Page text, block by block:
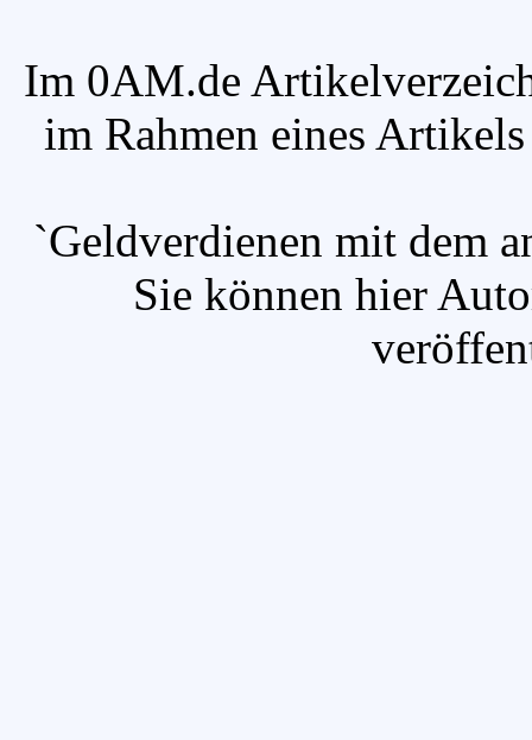
Im 0AM.de
im Rahmen eines
`Geldverdienen mit dem
Sie können hier